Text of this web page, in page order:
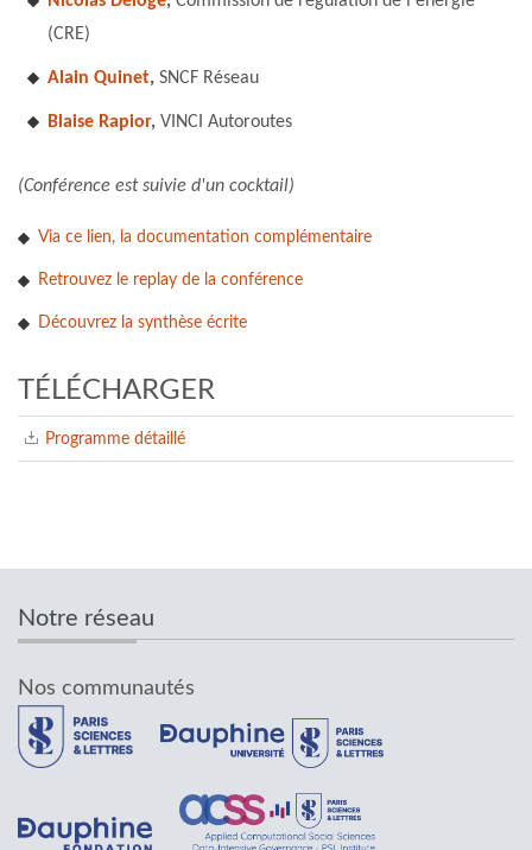
(CRE)
Alain Quinet, SNCF Réseau
Blaise Rapior, VINCI Autoroutes
(Conférence est suivie d'un cocktail)
Via ce lien, la documentation complémentaire
Retrouvez le replay de la conférence
Découvrez la synthèse écrite
TÉLÉCHARGER
Programme détaillé
Notre réseau
Nos communautés